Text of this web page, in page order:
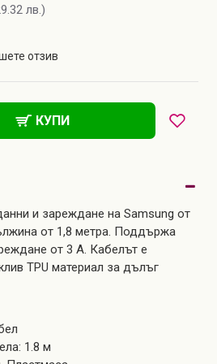
отзив
лв.)
КУПИ
и зареждане на Samsung от
от 1,8 метра. Поддържа
от 3 A. Кабелът е
TPU материал за дълъг
1.8 м